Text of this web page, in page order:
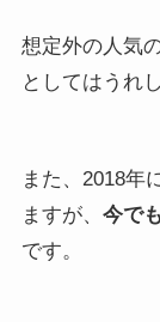
想定外の人気
としてはうれ
また、2018年
ますが、 今で
です。